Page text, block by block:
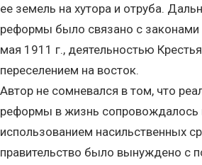
ее земель на хутора и отруба.
реформы было связано с законами
мая 1911 г., деятельностью
переселением на восток.
Автор не сомневался в том, что
реформы в жизнь
использованием насильственных
правительство было вынуждено с